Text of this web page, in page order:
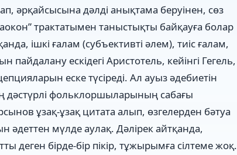
әрқайсысына дәлді анықтама беруінен, сөз
трактатымен таныстықты байқауға болар
ішкі ғалам (субъективті әлем), тиіс ғалам,
пайдалану ескідегі Аристотель, кейінгі Гегель,
еске түсіреді. Ал ауыз әдебиетін
дәстүрлі фольклоршыларының сабағы
ұзақ-ұзақ цитата алып, өзгелерден бәтуа
әдеттен мүлде аулақ. Дәлірек айтқанда,
деген бірде-бір пікір, тұжырымға сілтеме жоқ.